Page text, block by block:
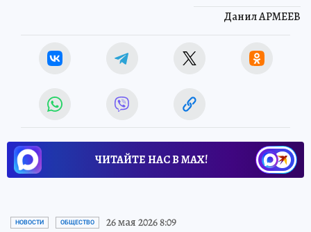
Данил АРМЕЕВ
ЧИТАЙТЕ НАС В МАХ!
НОВОСТИ ОБЩЕСТВО 26 мая 2026 8:09